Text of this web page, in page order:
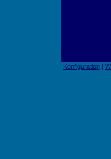
Konfiguration|